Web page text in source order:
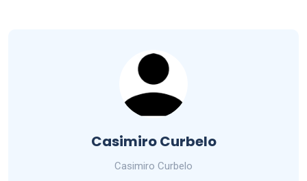
Casimiro Curbelo
Casimiro Curbelo